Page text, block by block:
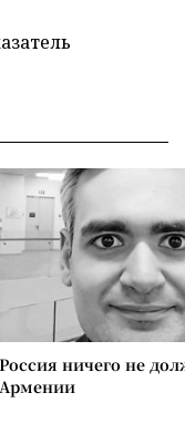
Россия ничего не
Армении